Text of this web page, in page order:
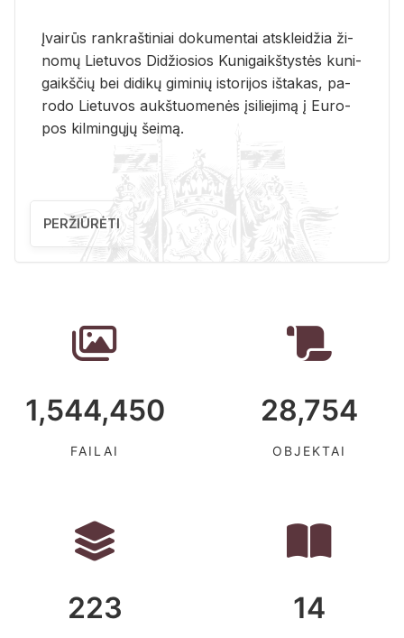
Įvai­rūs rank­raš­ti­niai do­ku­men­tai at­sklei­džia ži­
no­mų Lie­tu­vos Di­džio­sios Ku­ni­gaikš­tys­tės ku­ni­
gaikš­čių bei di­di­kų gi­mi­nių is­to­ri­jos iš­ta­kas, pa­
ro­do Lie­tu­vos aukš­tuo­me­nės įsi­lie­ji­mą į Eu­ro­
pos kil­min­gų­jų šei­mą.
PERŽIŪRĖTI
1,544,450
FAILAI
28,754
OBJEKTAI
223 14